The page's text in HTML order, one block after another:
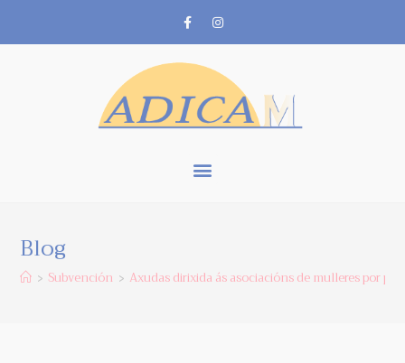
Blog
> Subvención > Axudas dirixida ás asociacións de mulleres por